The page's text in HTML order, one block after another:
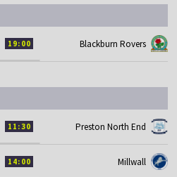
19:00 Blackburn Rovers
11:30 Preston North End
14:00 Millwall